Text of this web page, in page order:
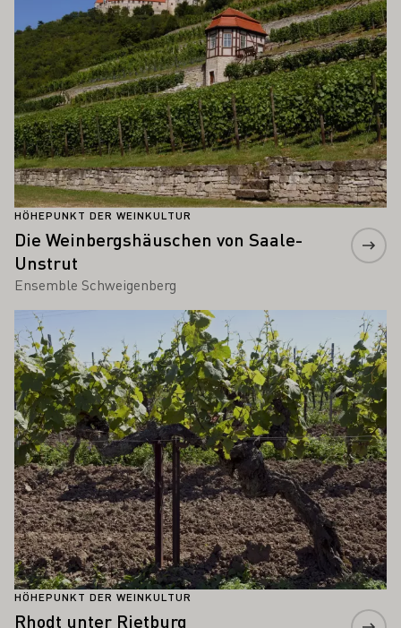
HÖHEPUNKT DER WEINKULTUR
Die Weinbergshäuschen von Saale-
Unstrut
Ensemble Schweigenberg
HÖHEPUNKT DER WEINKULTUR
Rhodt unter Rietburg
Mehr erfahren